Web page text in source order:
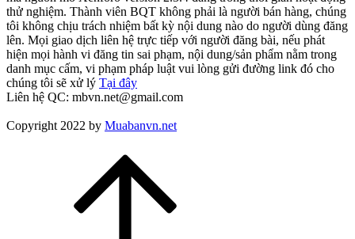
thử nghiệm. Thành viên BQT không phải là người bán hàng, chúng
tôi không chịu trách nhiệm bất kỳ nội dung nào do người dùng đăng
lên. Mọi giao dịch liên hệ trực tiếp với người đăng bài, nếu phát
hiện mọi hành vi đăng tin sai phạm, nội dung/sản phẩm nằm trong
danh mục cấm, vi phạm pháp luật vui lòng gửi đường link đó cho
chúng tôi sẽ xử lý Tại đây
Liên hệ QC: mbvn.net@gmail.com
Copyright 2022 by Muabanvn.net